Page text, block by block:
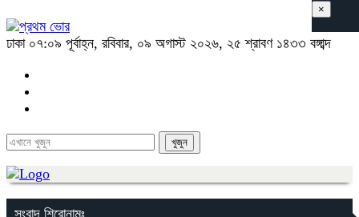
ঢাকা ০৭:০৯ পূর্বাহ্ন, রবিবার, ০৯ অগাস্ট ২০২৬, ২৫ শ্রাবণ ১৪৩৩ বঙ্গাব্দ
সংবাদ শিরোনামঃ
×